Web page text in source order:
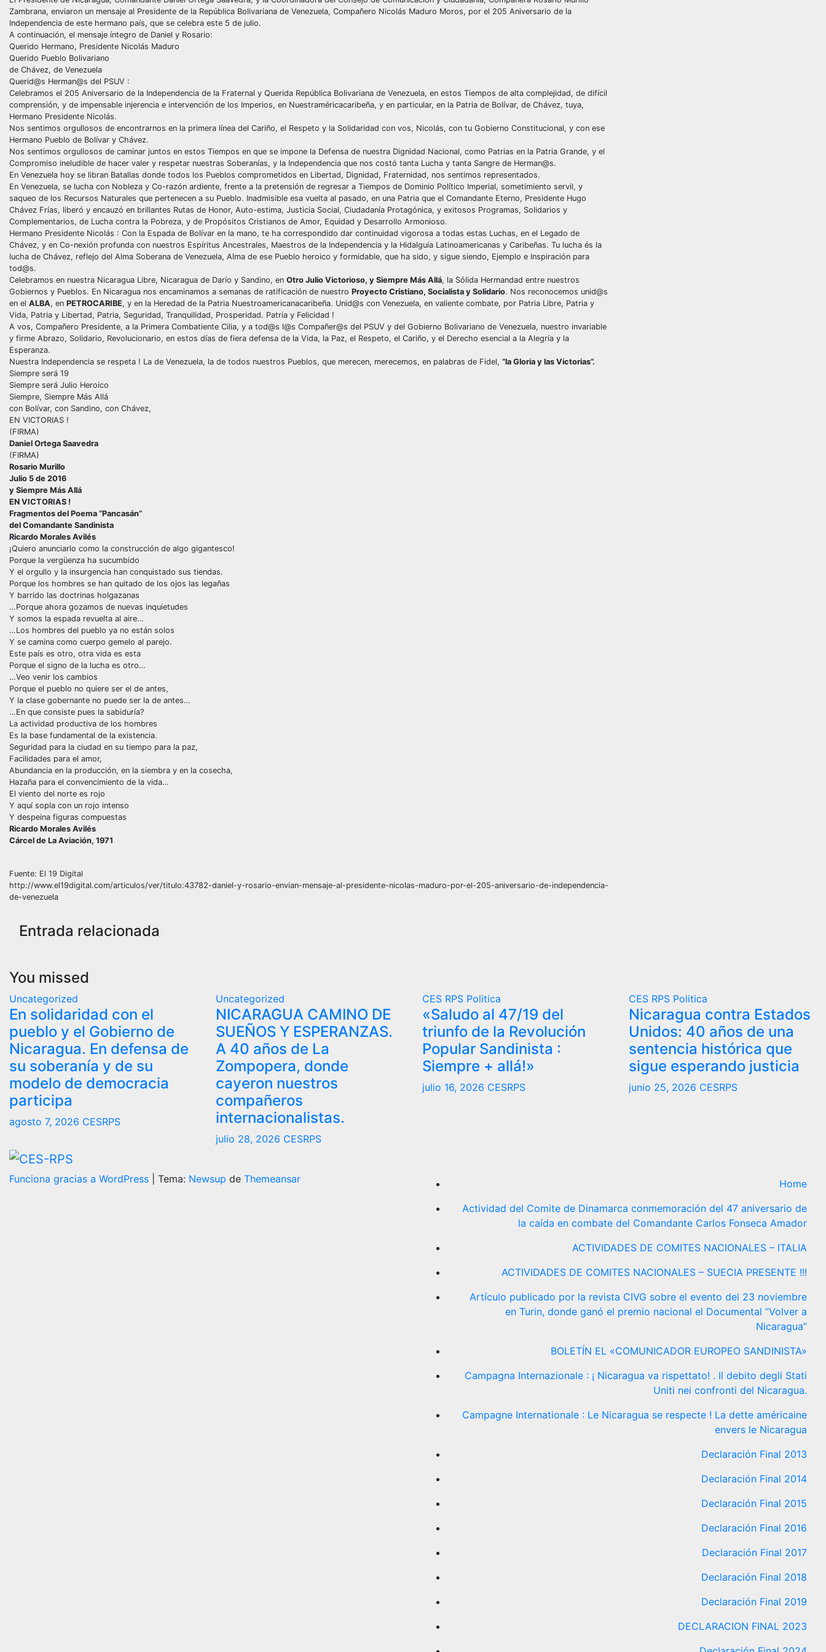
Zambrana, enviaron un mensaje al Presidente de la República Bolivariana de Venezuela, Compañero Nicolás Maduro Moros, por el 205 Aniversario de la
Independencia de este hermano país, que se celebra este 5 de julio.
A continuación, el mensaje íntegro de Daniel y Rosario:
Querido Hermano, Presidente Nicolás Maduro
Querido Pueblo Bolivariano
de Chávez, de Venezuela
Querid@s Herman@s del PSUV :
Celebramos el 205 Aniversario de la Independencia de la Fraternal y Querida República Bolivariana de Venezuela, en estos Tiempos de alta complejidad, de difícil
comprensión, y de impensable injerencia e intervención de los Imperios, en Nuestraméricacaribeña, y en particular, en la Patria de Bolívar, de Chávez, tuya,
Hermano Presidente Nicolás.
Nos sentimos orgullosos de encontrarnos en la primera línea del Cariño, el Respeto y la Solidaridad con vos, Nicolás, con tu Gobierno Constitucional, y con ese
Hermano Pueblo de Bolívar y Chávez.
Nos sentimos orgullosos de caminar juntos en estos Tiempos en que se impone la Defensa de nuestra Dignidad Nacional, como Patrias en la Patria Grande, y el
Compromiso ineludible de hacer valer y respetar nuestras Soberanías, y la Independencia que nos costó tanta Lucha y tanta Sangre de Herman@s.
En Venezuela hoy se libran Batallas donde todos los Pueblos comprometidos en Libertad, Dignidad, Fraternidad, nos sentimos representados.
En Venezuela, se lucha con Nobleza y Co-razón ardiente, frente a la pretensión de regresar a Tiempos de Dominio Político Imperial, sometimiento servil, y
saqueo de los Recursos Naturales que pertenecen a su Pueblo. Inadmisible esa vuelta al pasado, en una Patria que el Comandante Eterno, Presidente Hugo
Chávez Frías, liberó y encauzó en brillantes Rutas de Honor, Auto-estima, Justicia Social, Ciudadanía Protagónica, y exitosos Programas, Solidarios y
Complementarios, de Lucha contra la Pobreza, y de Propósitos Cristianos de Amor, Equidad y Desarrollo Armonioso.
Hermano Presidente Nicolás : Con la Espada de Bolívar en la mano, te ha correspondido dar continuidad vigorosa a todas estas Luchas, en el Legado de
Chávez, y en Co-nexión profunda con nuestros Espíritus Ancestrales, Maestros de la Independencia y la Hidalguía Latinoamericanas y Caribeñas. Tu lucha és la
lucha de Chávez, reflejo del Alma Soberana de Venezuela, Alma de ese Pueblo heroico y formidable, que ha sido, y sigue siendo, Ejemplo e Inspiración para
tod@s.
Celebramos en nuestra Nicaragua Libre, Nicaragua de Darío y Sandino, en Otro Julio Victorioso, y Siempre Más Allá, la Sólida Hermandad entre nuestros
Gobiernos y Pueblos. En Nicaragua nos encaminamos a semanas de ratificación de nuestro Proyecto Cristiano, Socialista y Solidario. Nos reconocemos unid@s
en el ALBA, en PETROCARIBE, y en la Heredad de la Patria Nuestroamericanacaribeña. Unid@s con Venezuela, en valiente combate, por Patria Libre, Patria y
Vida, Patria y Libertad, Patria, Seguridad, Tranquilidad, Prosperidad. Patria y Felicidad !
A vos, Compañero Presidente, a la Primera Combatiente Cilia, y a tod@s l@s Compañer@s del PSUV y del Gobierno Bolivariano de Venezuela, nuestro invariable
y firme Abrazo, Solidario, Revolucionario, en estos días de fiera defensa de la Vida, la Paz, el Respeto, el Cariño, y el Derecho esencial a la Alegría y la
Esperanza.
Nuestra Independencia se respeta ! La de Venezuela, la de todos nuestros Pueblos, que merecen, merecemos, en palabras de Fidel, “la Gloria y las Victorias”.
Siempre será 19
Siempre será Julio Heroico
Siempre, Siempre Más Allá
con Bolívar, con Sandino, con Chávez,
EN VICTORIAS !
(FIRMA)
Daniel Ortega Saavedra
(FIRMA)
Rosario Murillo
Julio 5 de 2016
y Siempre Más Allá
EN VICTORIAS !
Fragmentos del Poema “Pancasán”
del Comandante Sandinista
Ricardo Morales Avilés
¡Quiero anunciarlo como la construcción de algo gigantesco!
Porque la vergüenza ha sucumbido
Y el orgullo y la insurgencia han conquistado sus tiendas.
Porque los hombres se han quitado de los ojos las legañas
Y barrido las doctrinas holgazanas
…Porque ahora gozamos de nuevas inquietudes
Y somos la espada revuelta al aire…
…Los hombres del pueblo ya no están solos
Y se camina como cuerpo gemelo al parejo.
Este país es otro, otra vida es esta
Porque el signo de la lucha es otro…
…Veo venir los cambios
Porque el pueblo no quiere ser el de antes,
Y la clase gobernante no puede ser la de antes…
…En que consiste pues la sabiduría?
La actividad productiva de los hombres
Es la base fundamental de la existencia.
Seguridad para la ciudad en su tiempo para la paz,
Facilidades para el amor,
Abundancia en la producción, en la siembra y en la cosecha,
Hazaña para el convencimiento de la vida…
El viento del norte es rojo
Y aquí sopla con un rojo intenso
Y despeina figuras compuestas
Ricardo Morales Avilés
Cárcel de La Aviación, 1971
Fuente: El 19 Digital
http://www.el19digital.com/articulos/ver/titulo:43782-daniel-y-rosario-envian-mensaje-al-presidente-nicolas-maduro-por-el-205-aniversario-de-independencia-
de-venezuela
Entrada relacionada
You missed
Uncategorized
En solidaridad con el
pueblo y el Gobierno de
Nicaragua. En defensa de
su soberanía y de su
modelo de democracia
participa
agosto 7, 2026 CESRPS
Uncategorized
NICARAGUA CAMINO DE
SUEÑOS Y ESPERANZAS.
A 40 años de La
Zompopera, donde
cayeron nuestros
compañeros
internacionalistas.
julio 28, 2026 CESRPS
CES RPS Politica
«Saludo al 47/19 del
triunfo de la Revolución
Popular Sandinista :
Siempre + allá!»
julio 16, 2026 CESRPS
CES RPS Politica
Nicaragua contra Estados
Unidos: 40 años de una
sentencia histórica que
sigue esperando justicia
junio 25, 2026 CESRPS
Funciona gracias a WordPress Tema: Newsup de Themeansar
Home
Actividad del Comite de Dinamarca conmemoración del 47 aniversario de
la caída en combate del Comandante Carlos Fonseca Amador
ACTIVIDADES DE COMITES NACIONALES – ITALIA
ACTIVIDADES DE COMITES NACIONALES – SUECIA PRESENTE !!!
Artículo publicado por la revista CIVG sobre el evento del 23 noviembre
en Turin, donde ganó el premio nacional el Documental “Volver a
Nicaragua”
BOLETÍN EL «COMUNICADOR EUROPEO SANDINISTA»
Campagna Internazionale : ¡ Nicaragua va rispettato! . Il debito degli Stati
Uniti nei confronti del Nicaragua.
Campagne Internationale : Le Nicaragua se respecte ! La dette américaine
envers le Nicaragua
Declaración Final 2013
Declaración Final 2014
Declaración Final 2015
Declaración Final 2016
Declaración Final 2017
Declaración Final 2018
Declaración Final 2019
DECLARACION FINAL 2023